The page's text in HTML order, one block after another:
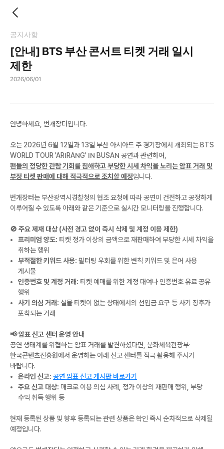
공지사항
[안내] BTS 부산 콘서트 티켓 거래 일시
제한
2026/06/01
안녕하세요, 번개장터입니다.
오는 2026년 6월 12일과 13일 부산 아시아드 주 경기장에서 개최되는 BTS
WORLD TOUR 'ARIRANG' IN BUSAN 공연과 관련하여,
팬들의 정당한 관람 기회를 침해하고 부당한 시세 차익을 노리는 암표 거래 및
부정 티켓 판매에 대해 적극적으로 조치할 예정입니다.
번개장터는 부산광역시경찰청의 협조 요청에 따라 공연이 건전하고 공정하게
이루어질 수 있도록 아래와 같은 기준으로 실시간 모니터링을 진행합니다.
🚫 주요 제재 대상 (사전 경고 없이 즉시 삭제 및 계정 이용 제한)
프리미엄 양도: 티켓 정가 이상의 금액으로 재판매하여 부당한 시세 차익을
취하는 행위
부적절한 키워드 사용: 필터링 우회를 위한 변칙 키워드 및 은어 사용
게시물
인증번호 및 계정 거래: 티켓 예매를 위한 계정 대여나 인증번호 유료 공유
행위
사기 의심 거래: 실물 티켓이 없는 상태에서의 선입금 요구 등 사기 징후가
포착되는 거래
📢 암표 신고 센터 운영 안내
공연 생태계를 위협하는 암표 거래를 발견하셨다면, 문화체육관광부·
한국콘텐츠진흥원에서 운영하는 아래 신고 센터를 적극 활용해 주시기
바랍니다.
온라인 신고: 공연 암표 신고 게시판 바로가기
주요 신고 대상: 매크로 이용 의심 사례, 정가 이상의 재판매 행위, 부당
수익 취득 행위 등
현재 등록된 상품 및 향후 등록되는 관련 상품은 확인 즉시 순차적으로 삭제될
예정입니다.